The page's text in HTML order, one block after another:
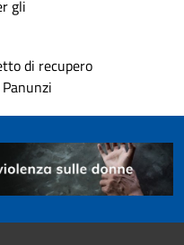
gli
di recupero